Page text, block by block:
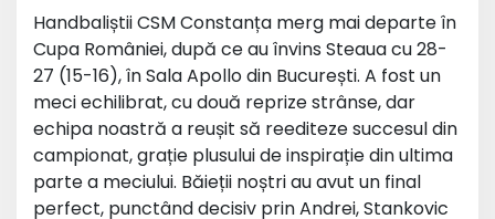
Handbaliștii CSM Constanța merg mai departe în
Cupa României, după ce au învins Steaua cu 28-
27 (15-16), în Sala Apollo din București. A fost un
meci echilibrat, cu două reprize strânse, dar
echipa noastră a reușit să reediteze succesul din
campionat, grație plusului de inspirație din ultima
parte a meciului. Băieții noștri au avut un final
perfect, punctând decisiv prin Andrei, Stankovic